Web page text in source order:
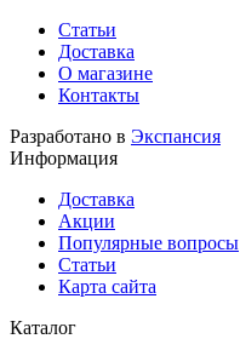
Статьи
Доставка
О магазине
Контакты
Разработано в Экспансия
Информация
Доставка
Акции
Популярные вопросы
Статьи
Карта сайта
Каталог